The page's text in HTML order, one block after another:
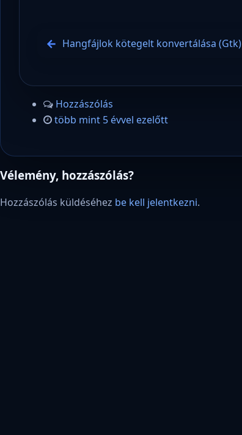
Hangfájlok kötegelt konvertálása (Gtk)
Hozzászólás
több mint 5 évvel ezelőtt
Vélemény, hozzászólás?
Hozzászólás küldéséhez be kell jelentkezni.